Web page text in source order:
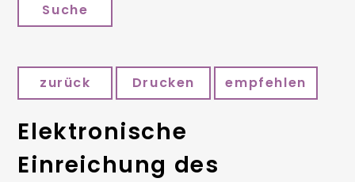
Suche
zurück Drucken empfehlen
Elektronische
Einreichung des